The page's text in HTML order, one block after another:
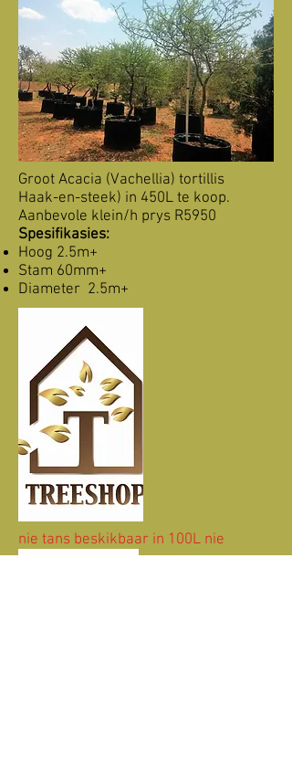
Groot Acacia (Vachellia) tortillis
Haak-en-steek) in 450L te koop.
Aanbevole klein/h prys R5950
Spesifikasies:
Hoog 2.5m+
Stam 60mm+
Diameter 2.5m+
nie tans beskikbaar in 100L nie